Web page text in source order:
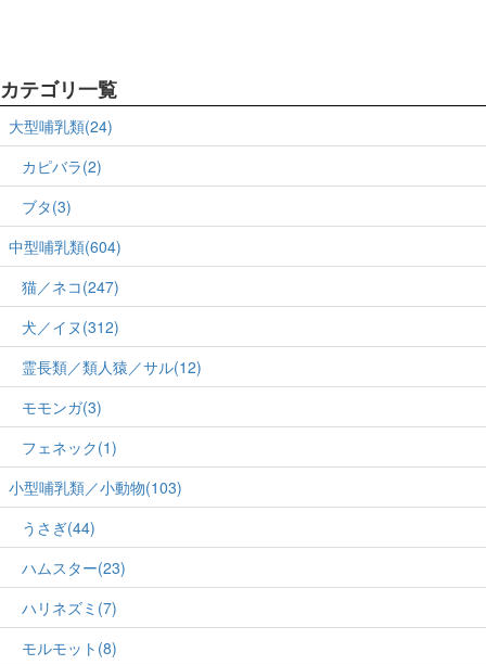
カテゴリ一覧
大型哺乳類(24)
カピバラ(2)
ブタ(3)
中型哺乳類(604)
猫／ネコ(247)
犬／イヌ(312)
霊長類／類人猿／サル(12)
モモンガ(3)
フェネック(1)
小型哺乳類／小動物(103)
うさぎ(44)
ハムスター(23)
ハリネズミ(7)
モルモット(8)